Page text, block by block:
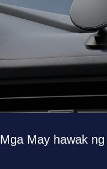
Mga May hawak ng